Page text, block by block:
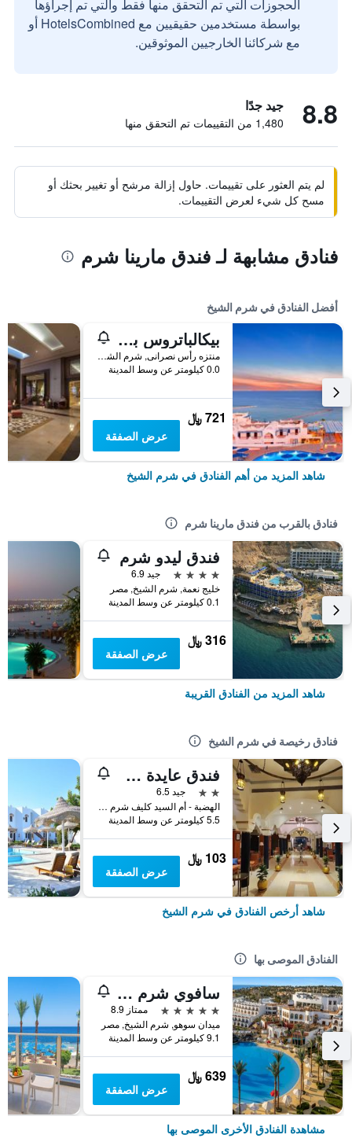
الحجوزات التي تم التحقق منها فقط والتي تم إجراؤها
بواسطة مستخدمين حقيقيين مع HotelsCombined أو
مع شركائنا الخارجيين الموثوقين.
8.8 جيد جدًا
1,480 من التقييمات تم التحقق منها
لم يتم العثور على تقييمات. حاول إزالة مرشح أو تغيير بحثك أو
مسح كل شيء لعرض التقييمات.
فنادق مشابهة لـ فندق مارينا شرم
أفضل الفنادق في شرم الشيخ
بيكالباتروس بالاس شرم آند أكوا بارك
منتزه رأس نصرانى, شرم الشيخ, مصر
0.0 كيلومتر عن وسط المدينة
721 ﷼
عرض الصفقة
شاهد المزيد من أهم الفنادق في شرم الشيخ
فنادق بالقرب من فندق مارينا شرم
فندق ليدو شرم
4 نجوم
جيد 6.9
خليج نعمة, شرم الشيخ, مصر
0.1 كيلومتر عن وسط المدينة
316 ﷼
عرض الصفقة
شاهد المزيد من الفنادق القريبة
فنادق رخيصة في شرم الشيخ
فندق عايدة شرم الشيخ
2 نجمتين
جيد 6.5
الهضبة - أم السيد كليف شرم الشيخ, شرم الشيخ, مصر
5.5 كيلومتر عن وسط المدينة
103 ﷼
عرض الصفقة
شاهد أرخص الفنادق في شرم الشيخ
الفنادق الموصى بها
سافوي شرم الشيخ
5 نجوم
ممتاز 8.9
ميدان سوهو, شرم الشيخ, مصر
9.1 كيلومتر عن وسط المدينة
639 ﷼
عرض الصفقة
مشاهدة الفنادق الأخرى الموصى بها